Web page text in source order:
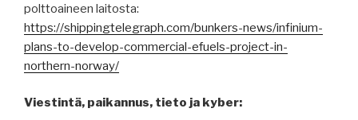
polttoaineen laitosta:
https://shippingtelegraph.com/bunkers-news/infinium-
plans-to-develop-commercial-efuels-project-in-
northern-norway/
Viestintä, paikannus, tieto ja kyber: